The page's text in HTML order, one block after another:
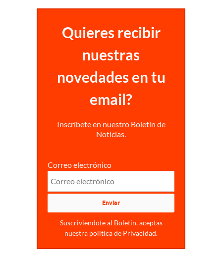
Quieres recibir
nuestras
novedades en tu
email?
Inscríbete en nuestro Boletín de
Noticias.
Correo electrónico
Suscriviendote al Boletin, aceptas
nuestra politica de Privacidad.